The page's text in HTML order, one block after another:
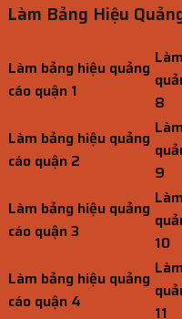
Làm Bảng Hiệu
Làm bảng hiệu quảng
cáo quận 1
8
Làm bảng hiệu quảng
cáo quận 2
9
Làm bảng hiệu quảng
cáo quận 3
10
Làm bảng hiệu quảng
cáo quận 4
11